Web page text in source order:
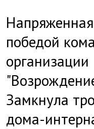
победой
Замкнула
дома-